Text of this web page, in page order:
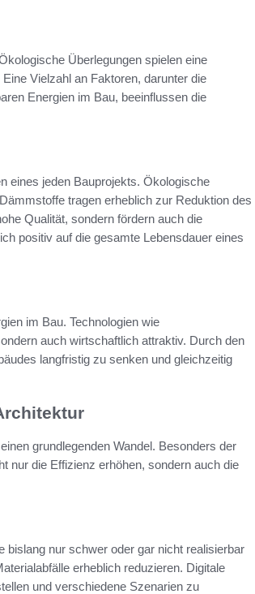
Überlegungen spielen eine
Vielzahl an Faktoren, darunter die
Energien im Bau, beeinflussen die
eines jeden Bauprojekts. Ökologische
tragen erheblich zur Reduktion des
Qualität, sondern fördern auch die
positiv auf die gesamte Lebensdauer eines
im Bau. Technologien wie
auch wirtschaftlich attraktiv. Durch den
langfristig zu senken und gleichzeitig
einen grundlegenden Wandel. Besonders der
nur die Effizienz erhöhen, sondern auch die
bislang nur schwer oder gar nicht realisierbar
erheblich reduzieren. Digitale
und verschiedene Szenarien zu